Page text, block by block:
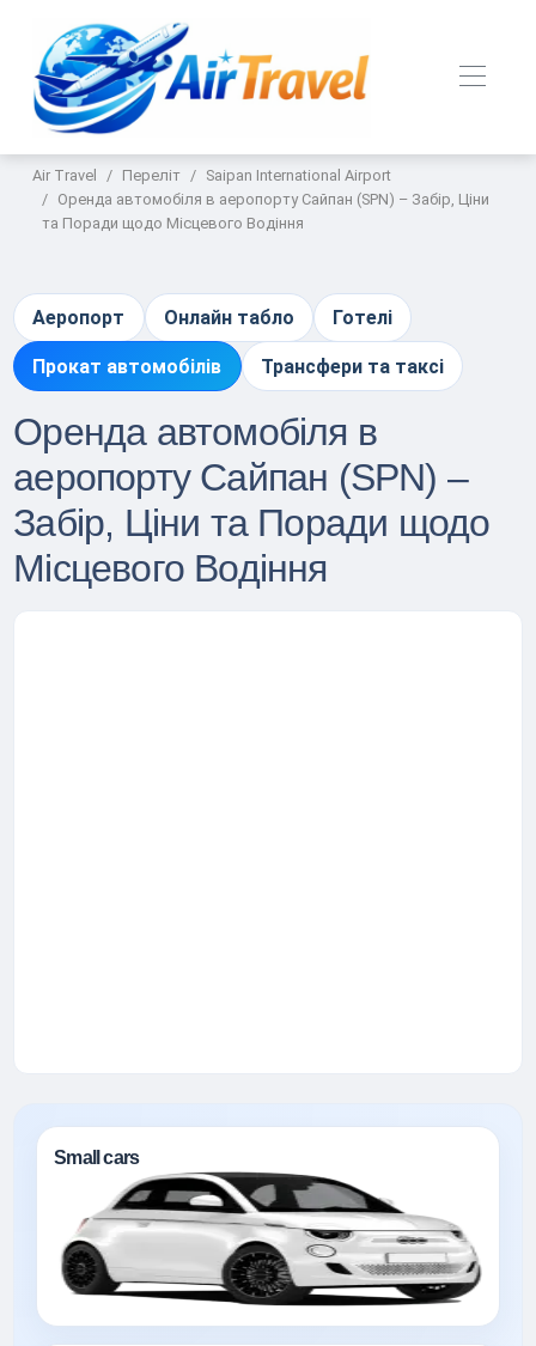
Air Travel Переліт
Saipan International Airport
Оренда автомобіля в аеропорту Сайпан (SPN) – Забір, Ціни
та Поради щодо Місцевого Водіння
Аеропорт Онлайн табло Готелі
Прокат автомобілів Трансфери та таксі
Оренда автомобіля в
аеропорту Сайпан (SPN) –
Забір, Ціни та Поради щодо
Місцевого Водіння
Small cars